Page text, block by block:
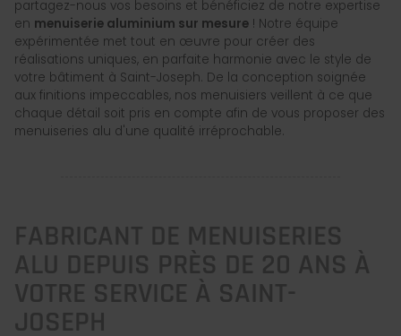
partagez-nous vos besoins et bénéficiez de notre expertise
en menuiserie aluminium sur mesure ! Notre équipe
expérimentée met tout en œuvre pour créer des
réalisations uniques, en parfaite harmonie avec le style de
votre bâtiment à Saint-Joseph. De la conception soignée
aux finitions impeccables, nos menuisiers veillent à ce que
chaque détail soit pris en compte afin de vous proposer des
menuiseries alu d'une qualité irréprochable.